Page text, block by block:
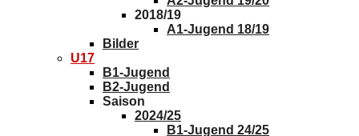
2018/19
A1-Jugend 18/19
Bilder
U17
B1-Jugend
B2-Jugend
Saison
2024/25
B1-Jugend 24/25